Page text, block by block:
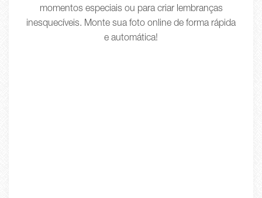
momentos especiais ou para criar lembranças
inesquecíveis. Monte sua foto online de forma rápida
e automática!